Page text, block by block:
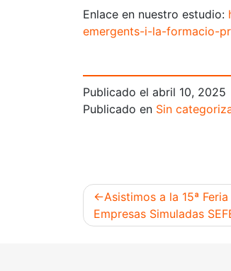
Enlace en nuestro estudio:
emergents-i-la-formacio-
Publicado el abril 10, 2025
Publicado en Sin
Navegación
Asistimos a la 15ª
Empresas Simuladas